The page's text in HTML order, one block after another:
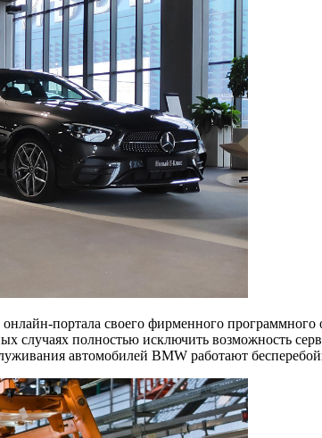
портала своего фирменного
случаях полностью исключить возможность
автомобилей BMW работают